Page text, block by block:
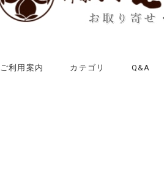
ご利用案内 カテゴリ Q&A